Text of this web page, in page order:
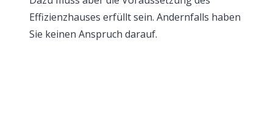
Effizienzhauses erfüllt sein. Andernfalls haben
Sie keinen Anspruch darauf.